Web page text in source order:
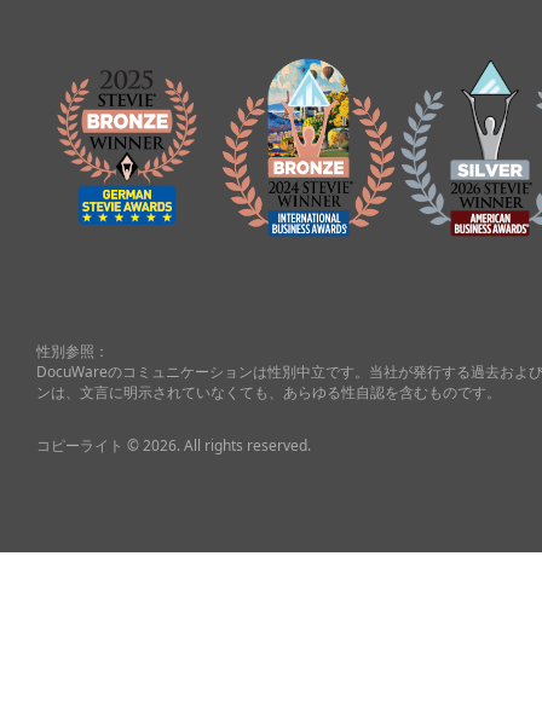
性別参照：
DocuWareのコミュニケーションは性別中立です。当社が発行する過去およ
ンは、文言に明示されていなくても、あらゆる性自認を含むものです。
コピーライト © 2026. All rights reserved.